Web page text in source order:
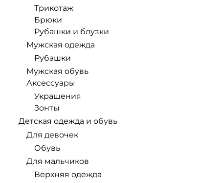
Трикотаж
Брюки
Рубашки и блузки
Мужская одежда
Рубашки
Мужская обувь
Аксессуары
Украшения
Зонты
Детская одежда и обувь
Для девочек
Обувь
Для мальчиков
Верхняя одежда